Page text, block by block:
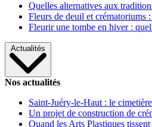
Quelles alternatives aux
Fleurs de deuil et crématoriums
Fleurir une tombe en hiver :
Actualités
Nos actualités
Saint-Juéry-le-Haut : le
Un projet de construction de
Quand les Arts Plastiques